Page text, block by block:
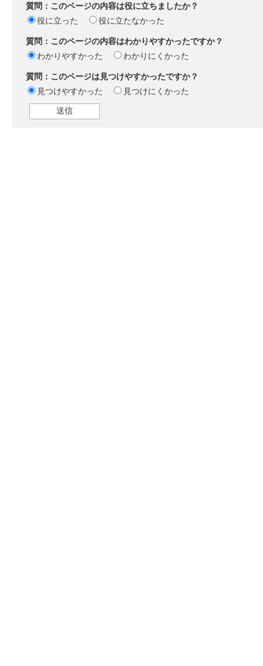
質問：このページの内容は役に立ちましたか？
役に立った
役に立たなかった
質問：このページの内容はわかりやすかったですか？
わかりやすかった
わかりにくかった
質問：このページは見つけやすかったですか？
見つけやすかった
見つけにくかった